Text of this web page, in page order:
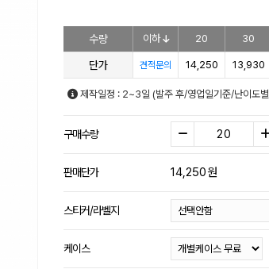
수량 이하 20 30
단가 견적문의 14,250 13,930
제작일정 : 2~3일 (발주 후/영업일기준/난이도
구매수량
판매단가 14,250원
스티커/라벨지
케이스